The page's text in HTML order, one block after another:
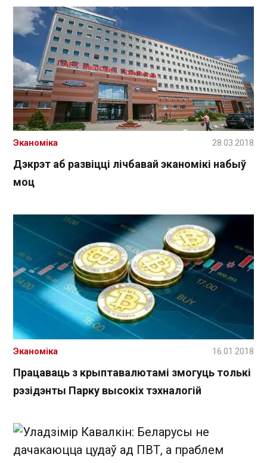
Дэкрэт аб развіцці лічбавай эканомікі набыў
моц
Эканоміка 28.03.2018
Працаваць з крыптавалютамі змогуць толькі
рэзідэнты Парку высокіх тэхналогій
Эканоміка 16.01.2018